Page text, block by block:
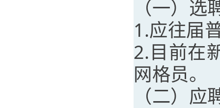
（一）选
1.应往届
2.目前在
网格员。
（二）